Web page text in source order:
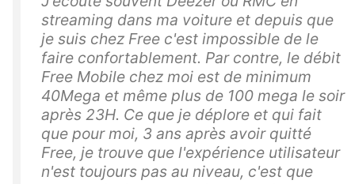
streaming dans ma voiture et depuis que
je suis chez Free c'est impossible de le
faire confortablement. Par contre, le débit
Free Mobile chez moi est de minimum
40Mega et même plus de 100 mega le soir
après 23H. Ce que je déplore et qui fait
que pour moi, 3 ans après avoir quitté
Free, je trouve que l'expérience utilisateur
n'est toujours pas au niveau, c'est que